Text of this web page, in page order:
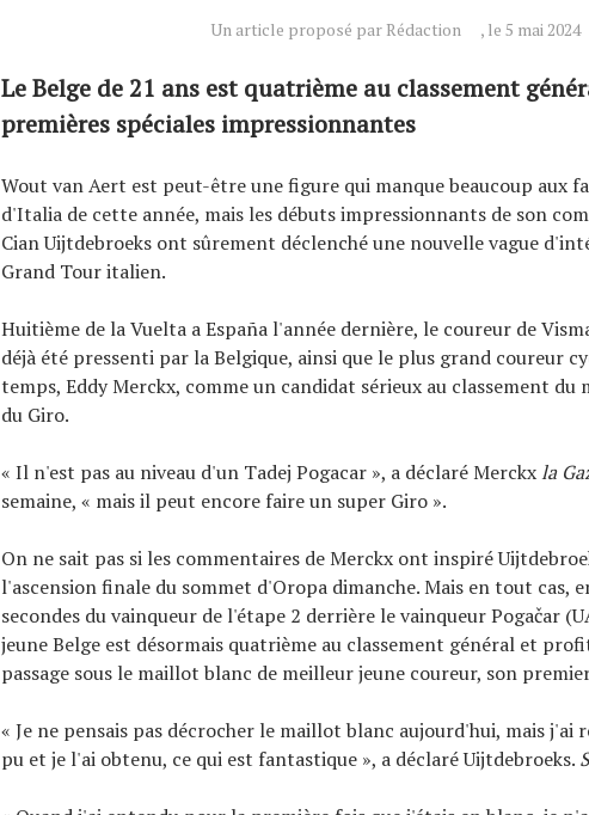
Un article proposé par Rédaction , le 5 mai 2024
Le Belge de 21 ans est quatrième au classement
premières spéciales impressionnantes
Wout van Aert est peut-être une figure qui manque beaucoup aux
d'Italia de cette année, mais les débuts impressionnants de son
Cian Uijtdebroeks ont sûrement déclenché une nouvelle vague
Grand Tour italien.
Huitième de la Vuelta a España l'année dernière, le coureur de
déjà été pressenti par la Belgique, ainsi que le plus grand coureur
temps, Eddy Merckx, comme un candidat sérieux au classement
du Giro.
« Il n'est pas au niveau d'un Tadej Pogacar », a déclaré Merckxla
semaine, « mais il peut encore faire un super Giro ».
On ne sait pas si les commentaires de Merckx ont inspiré
l'ascension finale du sommet d'Oropa dimanche. Mais en tout cas,
secondes du vainqueur de l'étape 2 derrière le vainqueur Pogačar
jeune Belge est désormais quatrième au classement général et
passage sous le maillot blanc de meilleur jeune coureur, son
« Je ne pensais pas décrocher le maillot blanc aujourd'hui, mais j'ai
pu et je l'ai obtenu, ce qui est fantastique », a déclaré Uijtdebroeks.